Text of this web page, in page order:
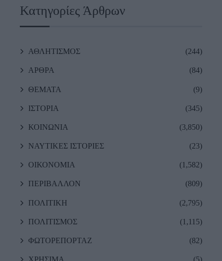
Κατηγορίες Άρθρων
ΑΘΛΗΤΙΣΜΟΣ (244)
ΑΡΘΡΑ (84)
ΘΕΜΑΤΑ (9)
ΙΣΤΟΡΙΑ (345)
ΚΟΙΝΩΝΙΑ (3,850)
ΝΑΥΤΙΚΕΣ ΙΣΤΟΡΙΕΣ (23)
ΟΙΚΟΝΟΜΙΑ (1,582)
ΠΕΡΙΒΑΛΛΟΝ (809)
ΠΟΛΙΤΙΚΗ (2,795)
ΠΟΛΙΤΙΣΜΟΣ (1,115)
ΦΩΤΟΡΕΠΟΡΤΑΖ (82)